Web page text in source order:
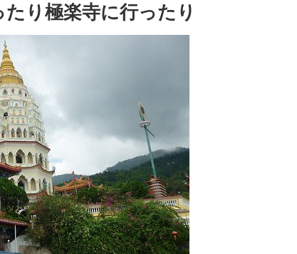
り極楽寺に行ったり